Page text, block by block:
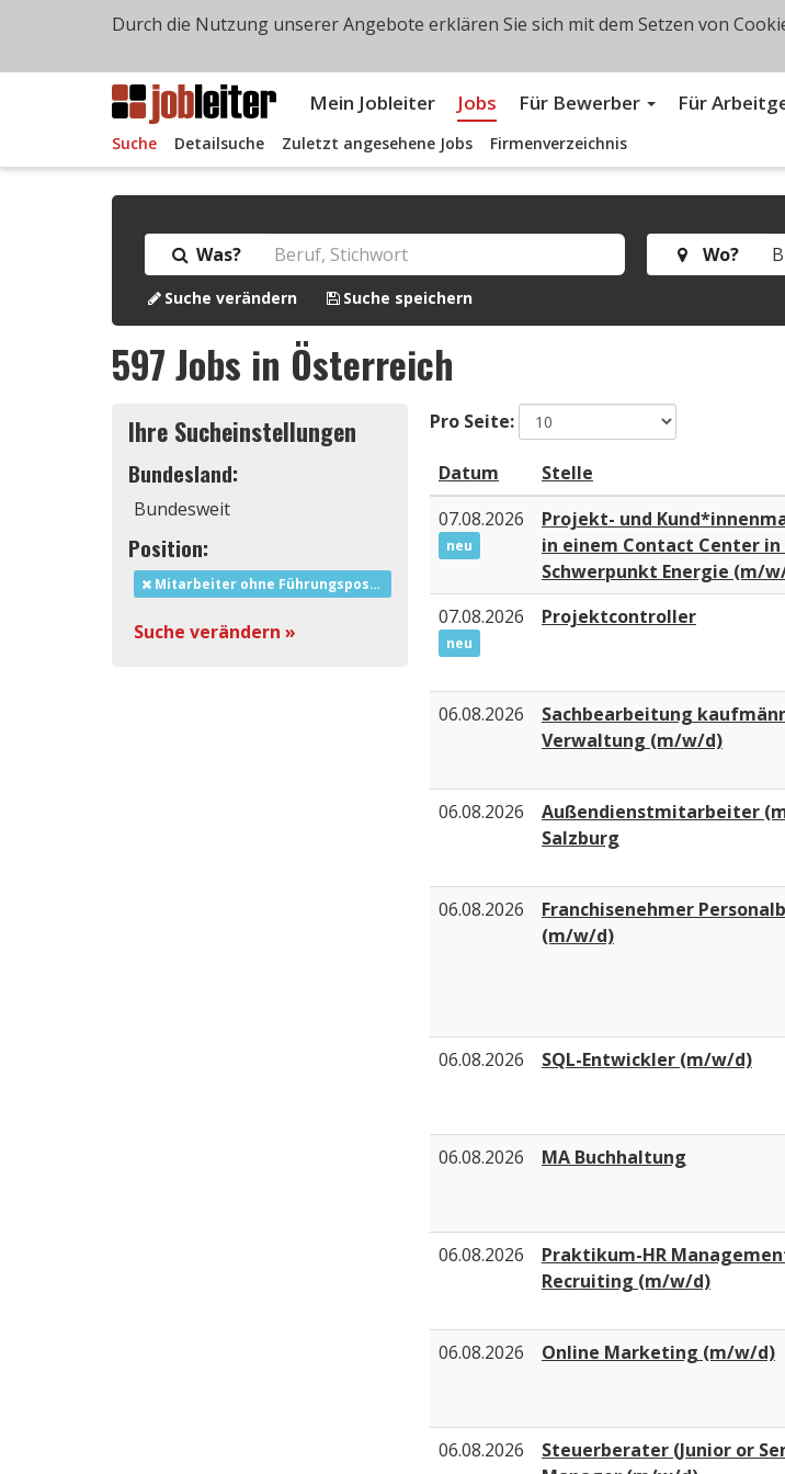
Mein Jobleiter Jobs Für Bewerber Für
Suche Detailsuche Zuletzt angesehene Jobs Firmenverzeichnis
Was? Wo?
Suche verändern Suche speichern
597Jobs in Österreich
Ihre Sucheinstellungen
Bundesland:
Bundesweit
Position:
Mitarbeiter ohne Führungsposition
Suche verändern »
Pro Seite:
Datum Stelle
07.08.2026
neu
Projekt- und
in einem Contact Center
Schwerpunkt Energie (m/
07.08.2026
neu
Projektcontroller
06.08.2026
Sachbearbeitung
Verwaltung (m/w/d)
06.08.2026
Außendienstmitarbeiter
Salzburg
06.08.2026
Franchisenehmer
(m/w/d)
06.08.2026
SQL-Entwickler (m/w/d)
06.08.2026 MA Buchhaltung
06.08.2026
Praktikum-HR
Recruiting (m/w/d)
06.08.2026 Online Marketing (m/w/d)
06.08.2026
Steuerberater (Junior or
Durch die Nutzung unserer Angebote erklären Sie sich mit dem Setzen von